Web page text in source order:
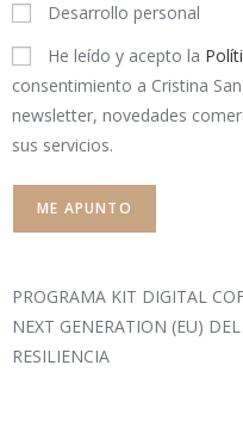
Desarrollo personal
He leído y acepto la
consentimiento a Cristina
newsletter, novedades
sus servicios.
PROGRAMA KIT DIGITAL
NEXT GENERATION (EU)
RESILIENCIA